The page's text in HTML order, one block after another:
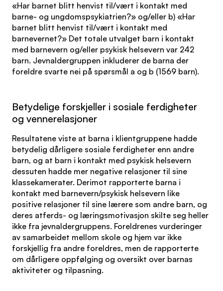
«Har barnet blitt henvist til/vært i kontakt med
barne- og ungdomspsykiatrien?» og/eller b) «Har
barnet blitt henvist til/vært i kontakt med
barnevernet?» Det totale utvalget barn i kontakt
med barnevern og/eller psykisk helsevern var 242
barn. Jevnaldergruppen inkluderer de barna der
foreldre svarte nei på spørsmål a og b (1569 barn).
Betydelige forskjeller i sosiale ferdigheter
og vennerelasjoner
Resultatene viste at barna i klientgruppene hadde
betydelig dårligere sosiale ferdigheter enn andre
barn, og at barn i kontakt med psykisk helsevern
dessuten hadde mer negative relasjoner til sine
klassekamerater. Derimot rapporterte barna i
kontakt med barnevern/psykisk helsevern like
positive relasjoner til sine lærere som andre barn, og
deres atferds- og læringsmotivasjon skilte seg heller
ikke fra jevnaldergruppens. Foreldrenes vurderinger
av samarbeidet mellom skole og hjem var ikke
forskjellig fra andre foreldres, men de rapporterte
om dårligere oppfølging og oversikt over barnas
aktiviteter og tilpasning.